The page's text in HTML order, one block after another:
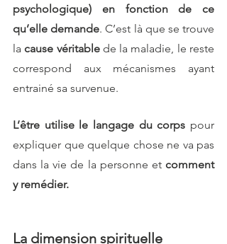
psychologique) en fonction de ce
qu’elle demande. C’est là que se trouve
la cause véritable de la maladie, le reste
correspond aux mécanismes ayant
entrainé sa survenue.
L’être utilise le langage du corps pour
expliquer que quelque chose ne va pas
dans la vie de la personne et comment
y remédier.
La dimension spirituelle